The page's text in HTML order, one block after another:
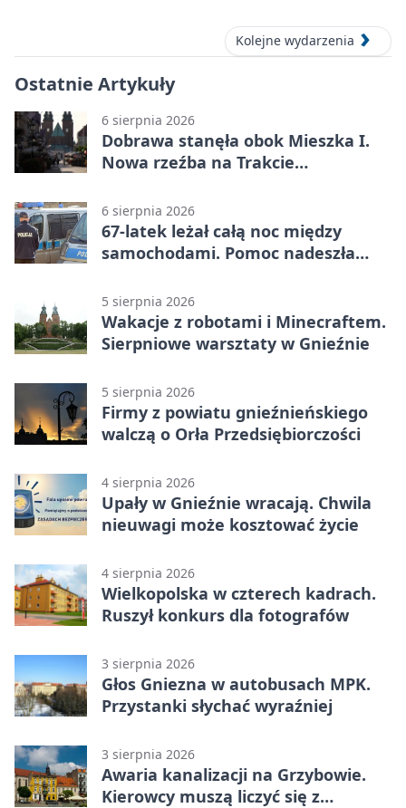
Kolejne wydarzenia
Ostatnie Artykuły
6 sierpnia 2026
Dobrawa stanęła obok Mieszka I.
Nowa rzeźba na Trakcie
6 sierpnia 2026
67-latek leżał całą noc między
samochodami. Pomoc nadeszła
5 sierpnia 2026
Wakacje z robotami i Minecraftem.
Sierpniowe warsztaty w Gnieźnie
5 sierpnia 2026
Firmy z powiatu gnieźnieńskiego
walczą o Orła Przedsiębiorczości
4 sierpnia 2026
Upały w Gnieźnie wracają. Chwila
nieuwagi może kosztować życie
4 sierpnia 2026
Wielkopolska w czterech kadrach.
Ruszył konkurs dla fotografów
3 sierpnia 2026
Głos Gniezna w autobusach MPK.
Przystanki słychać wyraźniej
3 sierpnia 2026
Awaria kanalizacji na Grzybowie.
Kierowcy muszą liczyć się z